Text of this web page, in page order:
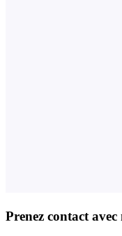
Prenez contact avec